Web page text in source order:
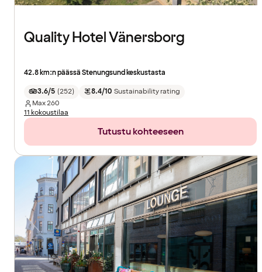
Quality Hotel Vänersborg
42.8 km:n päässä Stenungsund keskustasta
3.6/5 (252) 8.4/10 Sustainability rating
Max260
11 kokoustilaa
Tutustu kohteeseen